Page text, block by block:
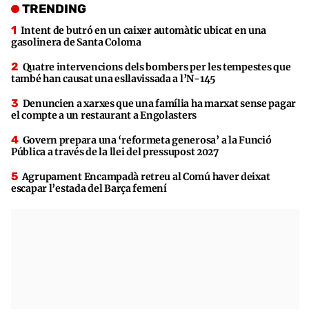
TRENDING
Intent de butró en un caixer automàtic ubicat en una
gasolinera de Santa Coloma
Quatre intervencions dels bombers per les tempestes que
també han causat una esllavissada a l’N-145
Denuncien a xarxes que una família ha marxat sense pagar
el compte a un restaurant a Engolasters
Govern prepara una ‘reformeta generosa’ a la Funció
Pública a través de la llei del pressupost 2027
Agrupament Encampadà retreu al Comú haver deixat
escapar l’estada del Barça femení